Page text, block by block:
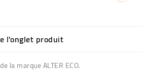
l'onglet produit
la marque ALTER ECO.